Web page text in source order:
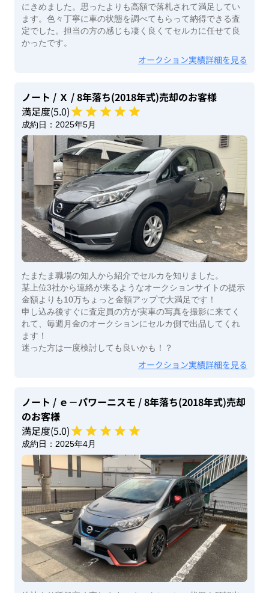
にきめました。思ったよりも高額で落札されて満足してい
ます。色々丁寧に車の状態を調べてもらって納得できる査
定でした。担当の方の感じも凄く良くてセルカに任せて良
かったです。
オークション実績詳細を見る
ノート / Ｘ / 8年落ち(2018年式)売却のお客様
満足度(5.0)
成約日： 2025年5月
たまたま職場の知人から紹介でセルカを知りました。
某上位3社から連絡が来るようなオークションサイトの提示
金額よりも10万ちょっと金額アップで大満足です！
申し込み後すぐに査定員の方が実車の写真を撮影に来てく
れて、毎週月金のオークションにセルカ側で出品してくれ
ます！
迷った方は一度検討しても良いかも！？
オークション実績詳細を見る
ノート / ｅ－パワーニスモ / 8年落ち(2018年式)売却
のお客様
満足度(5.0)
成約日： 2025年4月